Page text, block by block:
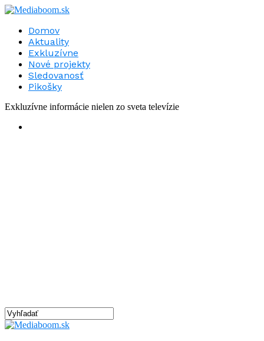
Domov
Aktuality
Exkluzívne
Nové projekty
Sledovanosť
Pikošky
Exkluzívne informácie nielen zo sveta televízie